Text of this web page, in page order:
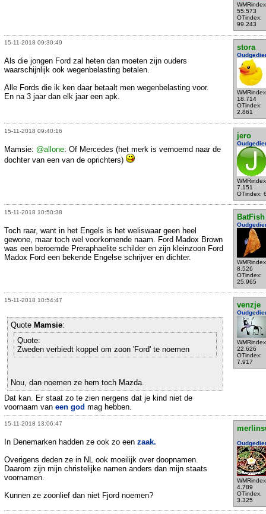
55.573
OTindex:
99.243
15-11-2018 09:30:49
stora
18.714
OTindex:
2.861
Als die jongen Ford zal heten dan moeten zijn ouders
waarschijnlijk ook wegenbelasting betalen.
Alle Fords die ik ken daar betaalt men wegenbelasting voor.
En na 3 jaar dan elk jaar een apk.
15-11-2018 09:40:16
jero
7.151
OTindex:
Mamsie: @allone: Of Mercedes (het merk is vernoemd naar de
dochter van een van de oprichters)
15-11-2018 10:50:38
BatFish
8.526
OTindex:
25.965
Toch raar, want in het Engels is het weliswaar geen heel
gewone, maar toch wel voorkomende naam. Ford Madox Brown
was een beroemde Preraphaelite schilder en zijn kleinzoon Ford
Madox Ford een bekende Engelse schrijver en dichter.
15-11-2018 10:54:47
venzje
22.626
OTindex:
7.917
Quote Mamsie:
Quote:
Zweden verbiedt koppel om zoon 'Ford' te noemen
Nou, dan noemen ze hem toch Mazda.
Dat kan. Er staat zo te zien nergens dat je kind niet de
voornaam van een god mag hebben.
15-11-2018 13:06:47
4.789
OTindex:
3.325
In Denemarken hadden ze ook zo een zaak.
Overigens deden ze in NL ook moeilijk over doopnamen.
Daarom zijn mijn christelijke namen anders dan mijn staats
voornamen.
Kunnen ze zoonlief dan niet Fjord noemen?